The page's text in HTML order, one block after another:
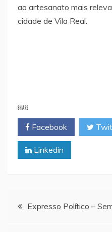
ao artesanato mais
cidade de Vila Real.
SHARE
Facebook
Linkedin
Navegação
Expresso Político –